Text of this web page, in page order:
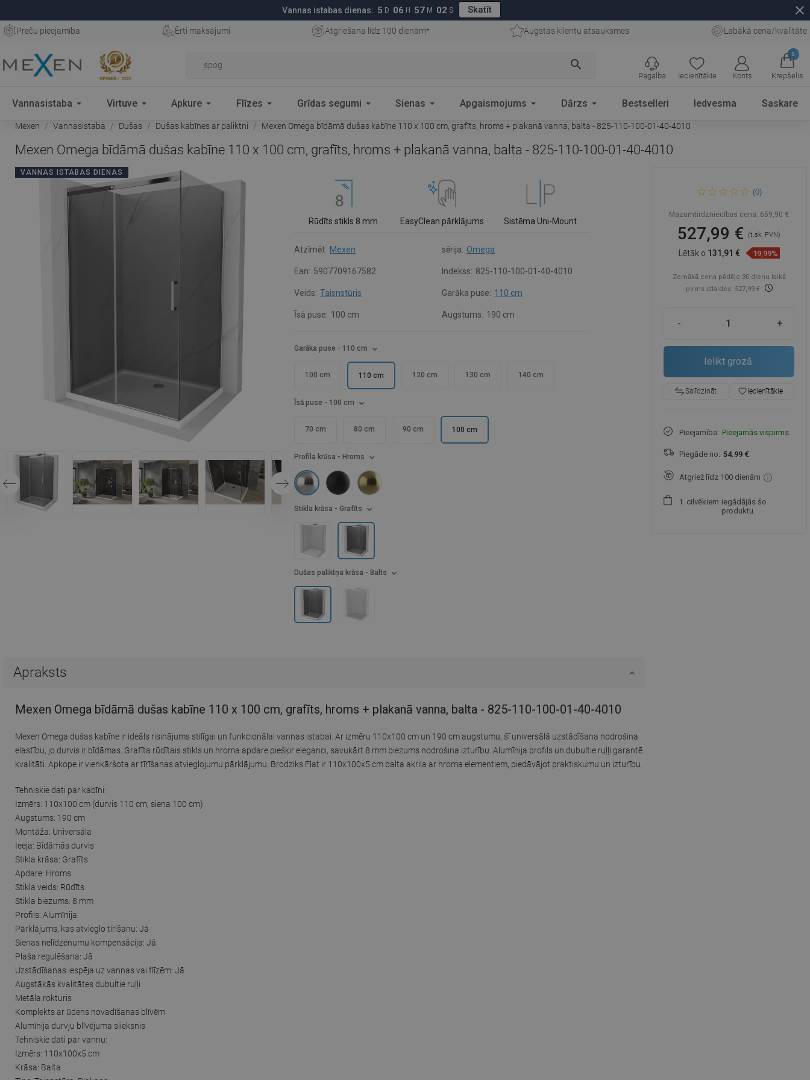
Vannas istabas dienas: 5 D 06 H 57 M 01 S Skatīt close
Preču pieejamība Ērti maksājumi Atgriešana līdz 100 dienām* Augstas klientu atsauksmes Labākā cena/kvalitāte
search
Iecienītākie Konts
0
Krepšelis
Pagalba
Vannasistaba Virtuve Apkure Flīzes Grīdas segumi Sienas Apgaismojums Dārzs Bestselleri Iedvesma Saskare
Mexen Vannasistaba Dušas Dušas kabīnes ar paliktni Mexen Omega bīdāmā dušas kabīne 110 x 100 cm, grafīts, hroms + plakanā vanna, balta - 825-110-100-01-40-4010
Mexen Omega bīdāmā dušas kabīne 110 x 100 cm, grafīts, hroms + plakanā vanna, balta - 825-110-100-01-40-4010
VANNAS ISTABAS DIENAS
Rūdīts stikls 8 mm EasyClean pārklājums Sistēma Uni-Mount
Atzīmēt: Mexen sērija: Omega
Ean: 5907709167582 Indekss: 825-110-100-01-40-4010
Veids: Taisnstūris Garāka puse: 110 cm
Īsā puse: 100 cm Augstums: 190 cm
Garāka puse - 110 cm
100 cm 110 cm 120 cm 130 cm 140 cm
Īsā puse - 100 cm
70 cm 80 cm 90 cm 100 cm
Stikla krāsa - Grafīts
Profila krāsa - Hroms
Dušas paliktņa krāsa - Balts
Apraksts
Mexen Omega bīdāmā dušas kabīne 110 x 100 cm, grafīts, hroms + plakanā vanna, balta - 825-110-100-01-40-4010
Mexen Omega dušas kabīne ir ideāls risinājums stilīgai un funkcionālai vannas istabai. Ar izmēru 110x100 cm un 190 cm augstumu, šī universālā uzstādīšana nodrošina
elastību, jo durvis ir bīdāmas. Grafīta rūdītais stikls un hroma apdare piešķir eleganci, savukārt 8 mm biezums nodrošina izturību. Alumīnija profils un dubultie ruļļi garantē
kvalitāti. Apkope ir vienkāršota ar tīrīšanas atvieglojumu pārklājumu. Brodziks Flat ir 110x100x5 cm balta akrila ar hroma elementiem, piedāvājot praktiskumu un izturību.
Tehniskie dati par kabīni:
Izmērs: 110x100 cm (durvis 110 cm, siena 100 cm)
Augstums: 190 cm
Montāža: Universāla
Ieeja: Bīdāmās durvis
Stikla krāsa: Grafīts
Apdare: Hroms
Stikla veids: Rūdīts
Stikla biezums: 8 mm
Profils: Alumīnija
Pārklājums, kas atvieglo tīrīšanu: Jā
Sienas nelīdzenumu kompensācija: Jā
Plaša regulēšana: Jā
Uzstādīšanas iespēja uz vannas vai flīzēm: Jā
Augstākās kvalitātes dubultie ruļļi
Metāla rokturis
Komplekts ar ūdens novadīšanas blīvēm
Alumīnija durvju blīvējuma slieksnis
Tehniskie dati par vannu:
Izmērs: 110x100x5 cm
Krāsa: Balta
kabīne 110 x 100 cm, grafīts,
- 825-110-100-01-40-4010
(0)
Mazumtirdzniecības cena: 659,90 €
527,99 €(t.sk. PVN)
Lētāk o 131,91 € 19,99%
Zemākā cena pēdējo 30 dienu laikā
pirms atlaides: 527,99 €
- +
Ielikt grozā
Salīdzināt favorite_borderIecienītākie
Pieejamība: Pieejamās vispirms
Piegāde no: 54.99 €
Atgriež līdz 100 dienām
1 cilvēkiem iegādājās šo
produktu.